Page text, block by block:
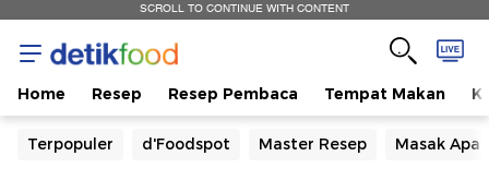
SCROLL TO CONTINUE WITH CONTENT
Home Resep Resep Pembaca Tempat Makan
Terpopuler d'Foodspot Master Resep Masak Apa